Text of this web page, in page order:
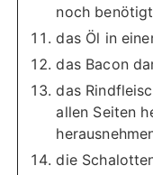
noch benötigt
das Öl in
das Bacon
das
allen Seiten
die